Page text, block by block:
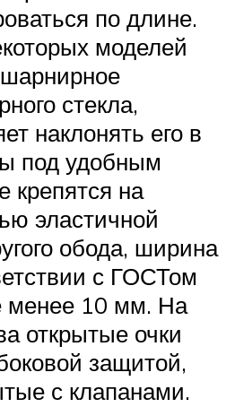
по длине.
моделей
стекла,
наклонять его в
под удобным
крепятся на
эластичной
обода, ширина
с ГОСТом
менее 10 мм. На
открытые очки
защитой,
с клапанами.